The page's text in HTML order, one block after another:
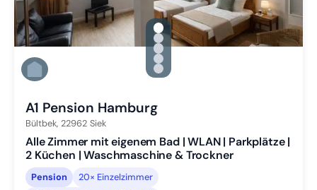
gallery.slide_selector
Zu Slide 1 wechseln
Zu Slide 2 wechseln
Zu Slide 3 wechseln
Zu Slide 4 wechseln
Zu Slide 5 wechseln
A1 Pension Hamburg
Bültbek, 22962 Siek
Alle Zimmer mit eigenem Bad | WLAN | Parkplätze |
2 Küchen | Waschmaschine & Trockner
Pension
20× Einzelzimmer